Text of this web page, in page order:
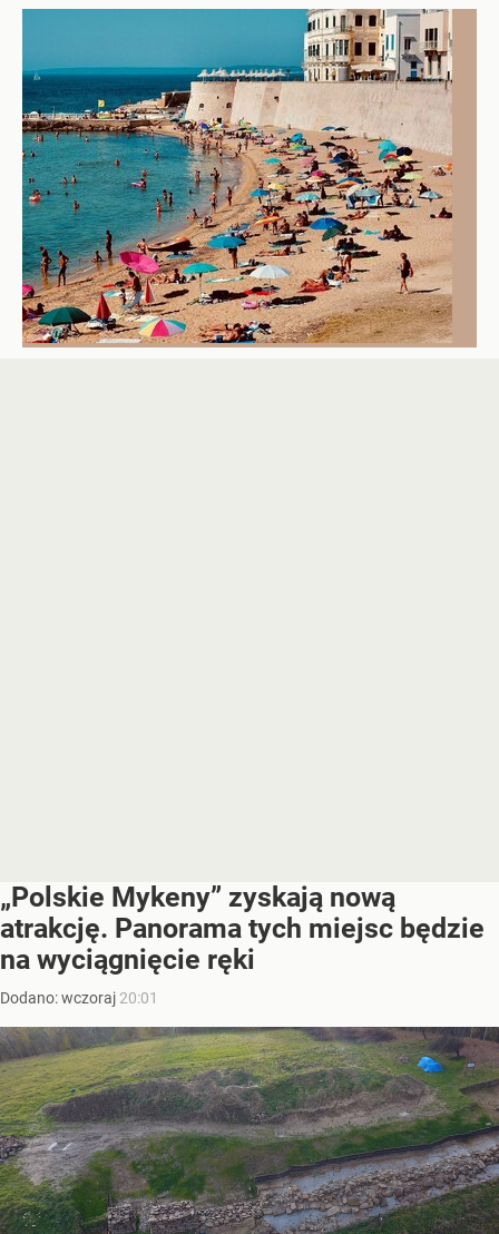
„Polskie Mykeny” zyskają nową
atrakcję. Panorama tych miejsc będzie
na wyciągnięcie ręki
Dodano:wczoraj 20:01